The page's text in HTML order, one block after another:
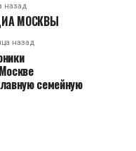
назад
МОСКВЫ
назад
семейную